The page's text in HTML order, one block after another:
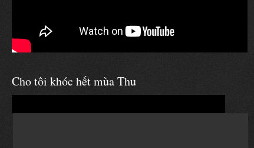
Cho tôi khóc hết mùa Thu